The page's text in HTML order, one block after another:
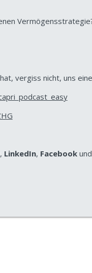
– aber trotzdem
vergiss nicht, uns eine
, LinkedIn, Facebookund